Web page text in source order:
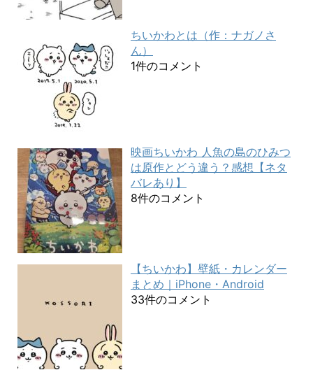
ちいかわとは（作：ナガノさ
ん）
1件のコメント
映画ちいかわ 人魚の島のひみつ
は原作とどう違う？感想【ネタ
バレあり】
8件のコメント
【ちいかわ】壁紙・カレンダー
まとめ｜iPhone・Android
33件のコメント